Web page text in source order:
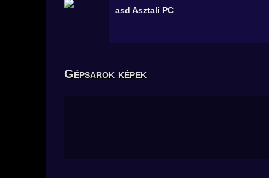
asd Asztali PC
Gépsarok képek